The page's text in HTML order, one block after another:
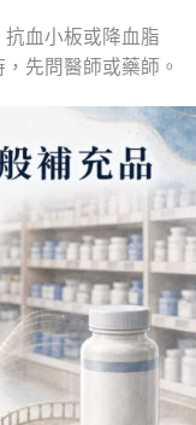
血小板或降血脂
先問醫師或藥師。